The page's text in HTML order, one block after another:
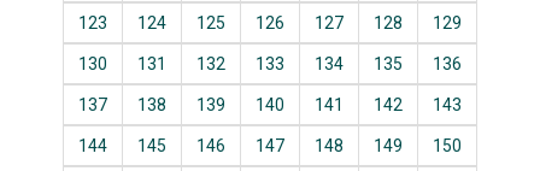
123 124 125 126 127 128 129
130 131 132 133 134 135 136
137 138 139 140 141 142 143
144 145 146 147 148 149 150